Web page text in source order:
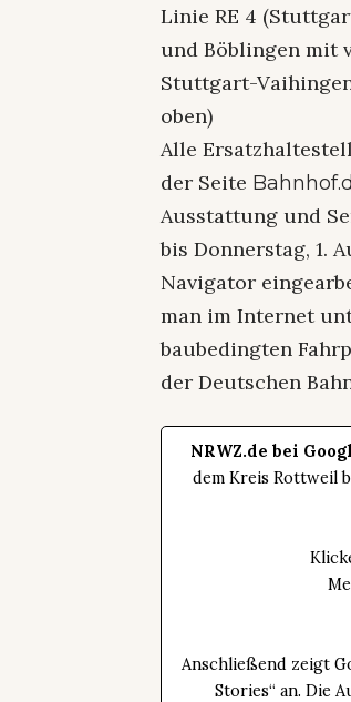
Linie RE 4
und Böblingen mit
Stuttgart-
oben)
Alle
der Seite
Ausstattung und
bis Donnerstag, 1.
Navigator
man im Internet
baubedingten
der Deutschen
NRWZ.de bei
dem Kreis Rottweil
Anschließend zeigt
Stories“ an. Die